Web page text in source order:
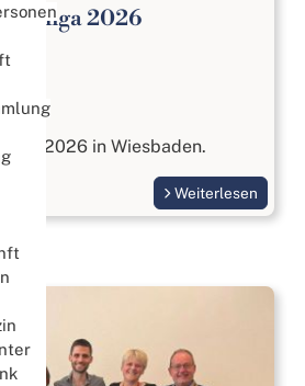
2026
2026 in Wiesbaden.
Weiterlesen